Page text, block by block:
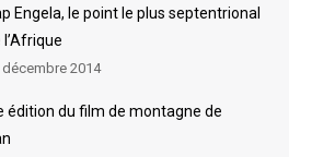
Engela, le point le plus septentrional
l’Afrique
décembre 2014
édition du film de montagne de